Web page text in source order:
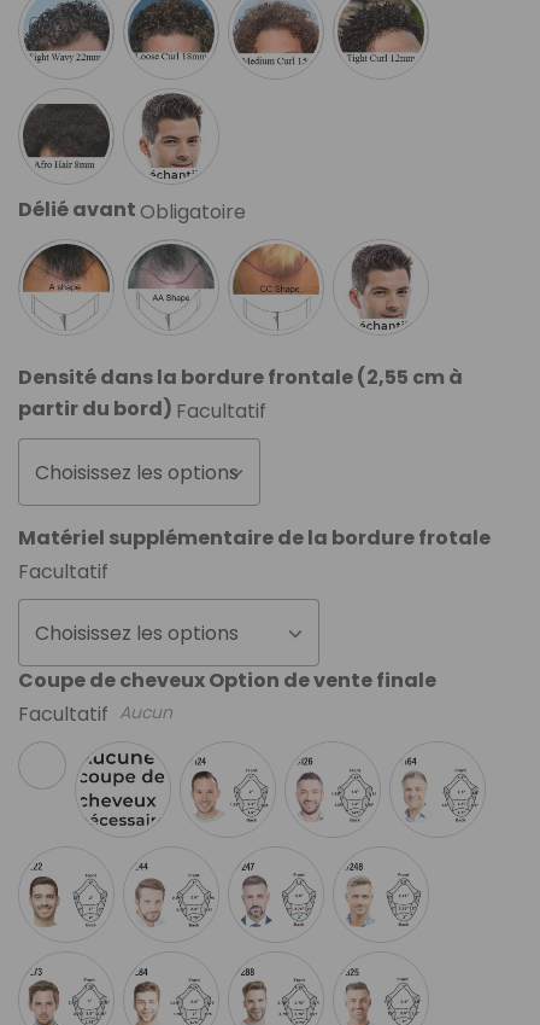
Délié avantObligatoire
Densité dans la bordure frontale (2,55 cm à
partir du bord) Facultatif
Choisissez les options
Matériel supplémentaire de la bordure frotale
Facultatif
Choisissez les options
Coupe de cheveux Option de vente finale
Facultatif Aucun